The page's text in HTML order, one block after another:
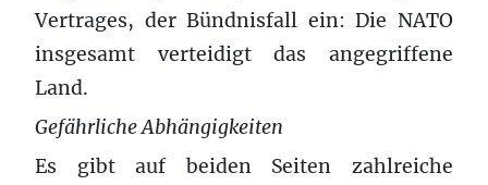
Vertrages, der Bündnisfall ein: Die NATO
insgesamt verteidigt das angegriffene
Land.
Gefährliche Abhängigkeiten
Es gibt auf beiden Seiten zahlreiche